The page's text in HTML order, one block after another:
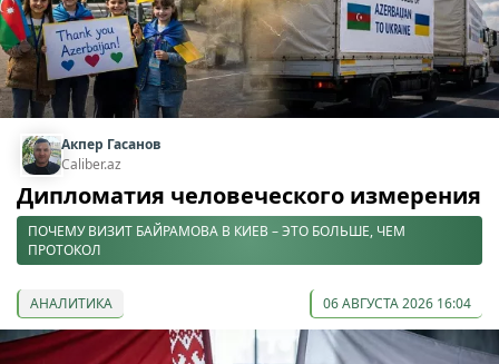
Акпер Гасанов
Caliber.az
Дипломатия человеческого измерения
ПОЧЕМУ ВИЗИТ БАЙРАМОВА В КИЕВ – ЭТО БОЛЬШЕ, ЧЕМ
ПРОТОКОЛ
АНАЛИТИКА 06 АВГУСТА 2026 16:04